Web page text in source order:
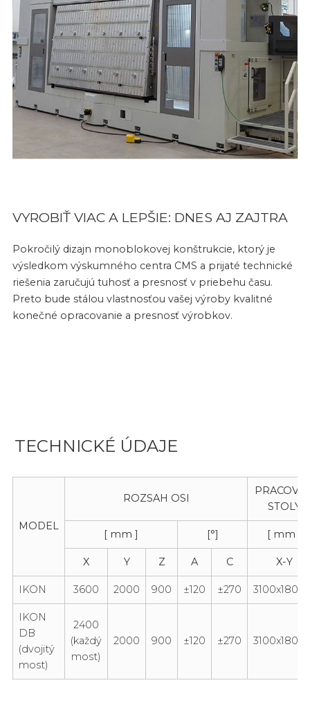
VYROBIŤ VIAC A LEPŠIE: DNES AJ ZAJTRA
Pokročilý dizajn monoblokovej konštrukcie, ktorý je
výsledkom výskumného centra CMS a prijaté technické
riešenia zaručujú tuhosť a presnosť v priebehu času.
Preto bude stálou vlastnosťou vašej výroby kvalitné
konečné opracovanie a presnosť výrobkov.
TECHNICKÉ ÚDAJE
MODEL
ROZSAH OSI
STOLY
[ mm ] [°] [ mm ]
X Y Z A C X-Y
IKON 3600 2000 900 ±120 ±270
IKON
DB
(dvojitý
most)
2400
(každý
most)
2000 900 ±120 ±270